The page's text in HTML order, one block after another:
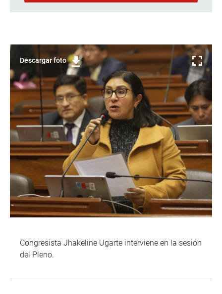
Descargar foto
Congresista Jhakeline Ugarte interviene en la sesión
del Pleno.